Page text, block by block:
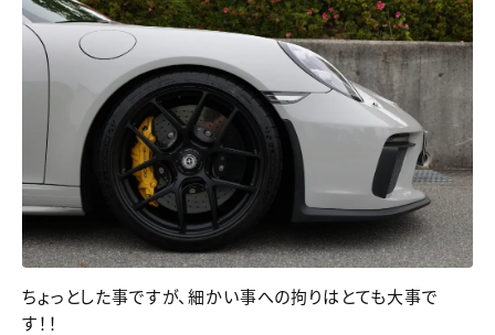
ちょっとした事ですが、細かい事への拘りはとても大事で
す！！